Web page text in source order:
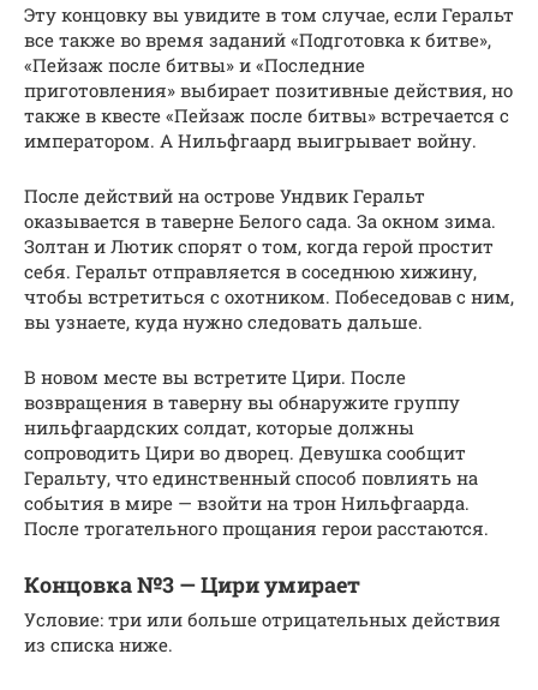
Эту концовку вы увидите в том случае, если Геральт
все также во время заданий «Подготовка к битве»,
«Пейзаж после битвы» и «Последние
приготовления» выбирает позитивные действия, но
также в квесте «Пейзаж после битвы» встречается с
императором. А Нильфгаард выигрывает войну.
После действий на острове Ундвик Геральт
оказывается в таверне Белого сада. За окном зима.
Золтан и Лютик спорят о том, когда герой простит
себя. Геральт отправляется в соседнюю хижину,
чтобы встретиться с охотником. Побеседовав с ним,
вы узнаете, куда нужно следовать дальше.
В новом месте вы встретите Цири. После
возвращения в таверну вы обнаружите группу
нильфгаардских солдат, которые должны
сопроводить Цири во дворец. Девушка сообщит
Геральту, что единственный способ повлиять на
события в мире — взойти на трон Нильфгаарда.
После трогательного прощания герои расстаются.
Концовка №3 — Цири умирает
Условие: три или больше отрицательных действия
из списка ниже.